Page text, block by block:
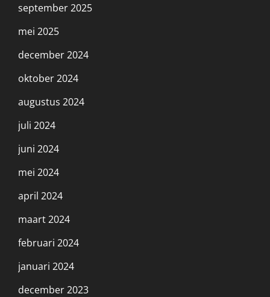
september 2025
mei 2025
december 2024
oktober 2024
augustus 2024
juli 2024
juni 2024
mei 2024
april 2024
maart 2024
februari 2024
januari 2024
december 2023